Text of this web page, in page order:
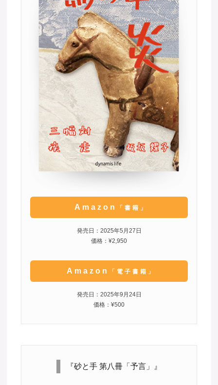
Amazon 「書籍」
発売日：2025年5月27日
価格：¥2,950
Amazon 「電子書籍」
発売日：2025年9月24日
価格：¥500
『砂と手 第八冊「予言」』